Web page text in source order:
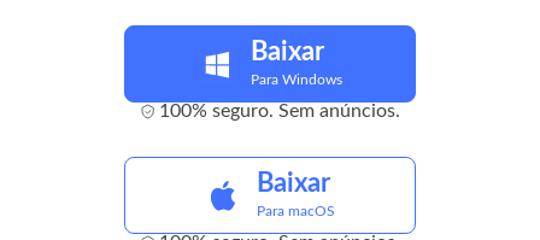
Baixar
Para Windows
100% seguro. Sem anúncios.
Baixar
Para macOS